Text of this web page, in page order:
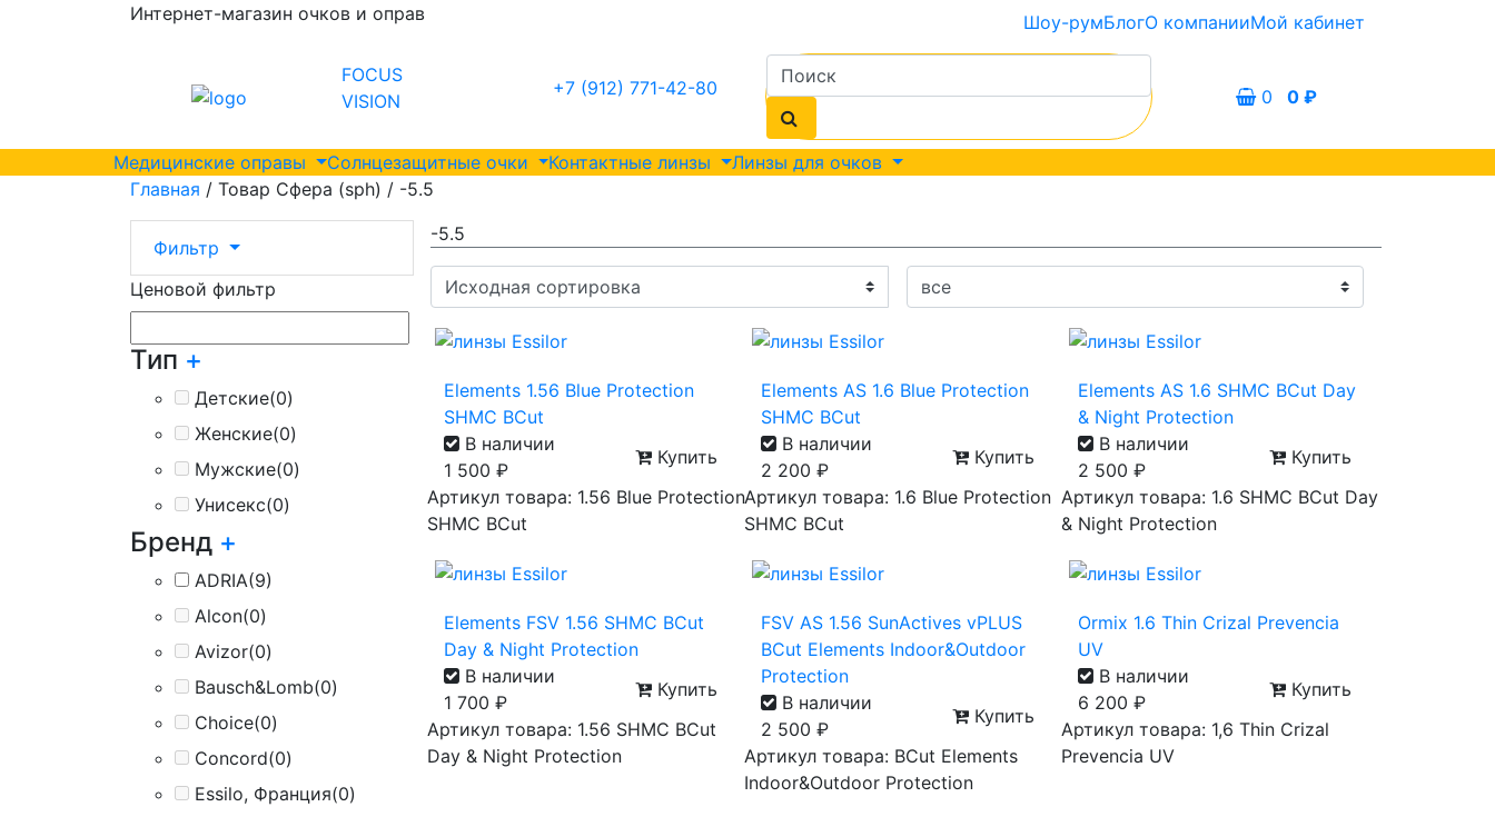
Интернет-магазин очков и оправ Шоу-румБлогО компанииМой кабинет
FOCUS
VISION
+7 (912) 771-42-80 0 0 ₽
Медицинские оправы Солнцезащитные очки Контактные линзы
Линзы для очков
Главная / Товар Сфера (sph) / -5.5
Фильтр
Ценовой фильтр
Тип +
Детские(0)
Женские(0)
Мужские(0)
Унисекс(0)
Бренд +
ADRIA(9)
Alcon(0)
Avizor(0)
Bausch&Lomb(0)
Choice(0)
Concord(0)
Essilo, Франция(0)
-5.5
Elements 1.56 Blue Protection
SHMC BCut
В наличии
1 500 ₽
Купить
Артикул товара: 1.56 Blue Protection
SHMC BCut
Elements AS 1.6 Blue Protection
SHMC BCut
В наличии
2 200 ₽
Купить
Артикул товара: 1.6 Blue Protection
SHMC BCut
Elements AS 1.6 SHMC BCut Day
& Night Protection
В наличии
2 500 ₽
Купить
Артикул товара: 1.6 SHMC BCut Day
& Night Protection
Elements FSV 1.56 SHMC BCut
Day & Night Protection
В наличии
1 700 ₽
Купить
Артикул товара: 1.56 SHMC BCut
Day & Night Protection
FSV AS 1.56 SunActives vPLUS
BCut Elements Indoor&Outdoor
Protection
В наличии
2 500 ₽
Купить
Артикул товара: BCut Elements
Indoor&Outdoor Protection
Ormix 1.6 Thin Crizal Prevencia
UV
В наличии
6 200 ₽
Купить
Артикул товара: 1,6 Thin Crizal
Prevencia UV